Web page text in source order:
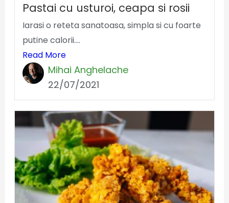
Pastai cu usturoi, ceapa si rosii
Iarasi o reteta sanatoasa, simpla si cu foarte
putine calorii....
Read More
Mihai Anghelache
22/07/2021